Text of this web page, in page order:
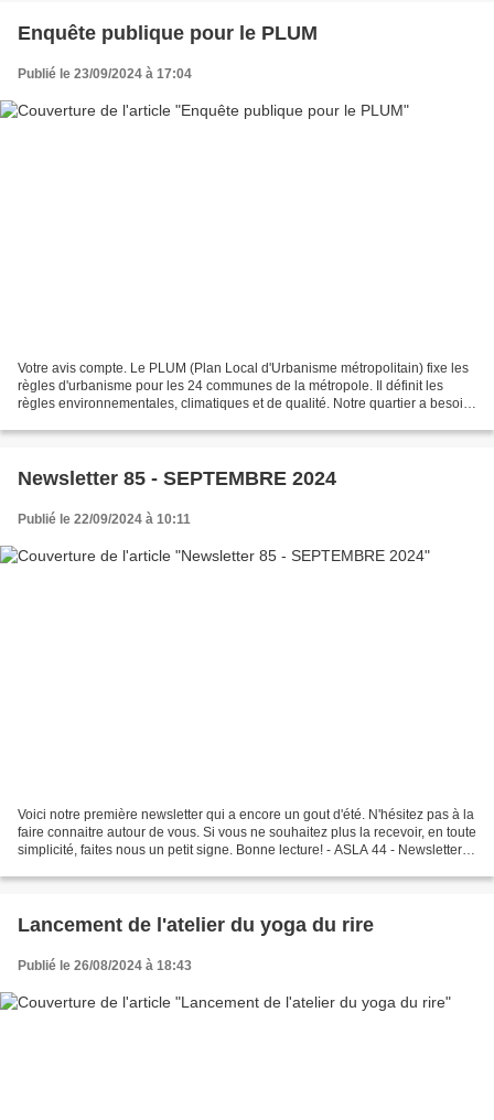
Enquête publique pour le PLUM
Publié le 23/09/2024 à 17:04
Votre avis compte. Le PLUM (Plan Local d'Urbanisme métropolitain) fixe les
règles d'urbanisme pour les 24 communes de la métropole. Il définit les
règles environnementales, climatiques et de qualité. Notre quartier a besoin
Newsletter 85 - SEPTEMBRE 2024
Publié le 22/09/2024 à 10:11
Voici notre première newsletter qui a encore un gout d'été. N'hésitez pas à la
faire connaitre autour de vous. Si vous ne souhaitez plus la recevoir, en toute
simplicité, faites nous un petit signe. Bonne lecture! - ASLA 44 - Newsletter
Lancement de l'atelier du yoga du rire
Publié le 26/08/2024 à 18:43